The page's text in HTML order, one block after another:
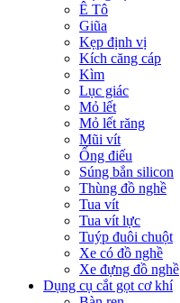
Ê Tô
Giũa
Kẹp định vị
Kích căng cáp
Kìm
Lục giác
Mỏ lết
Mỏ lết răng
Mũi vít
Ống điếu
Súng bắn silicon
Thùng đồ nghề
Tua vít
Tua vít lực
Tuýp đuôi chuột
Xe có đồ nghề
Xe đựng đồ nghề
Dụng cụ cắt gọt cơ khí